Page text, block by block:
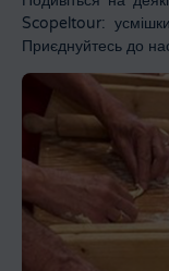
Scopeltour:
Приєднуйтесь до